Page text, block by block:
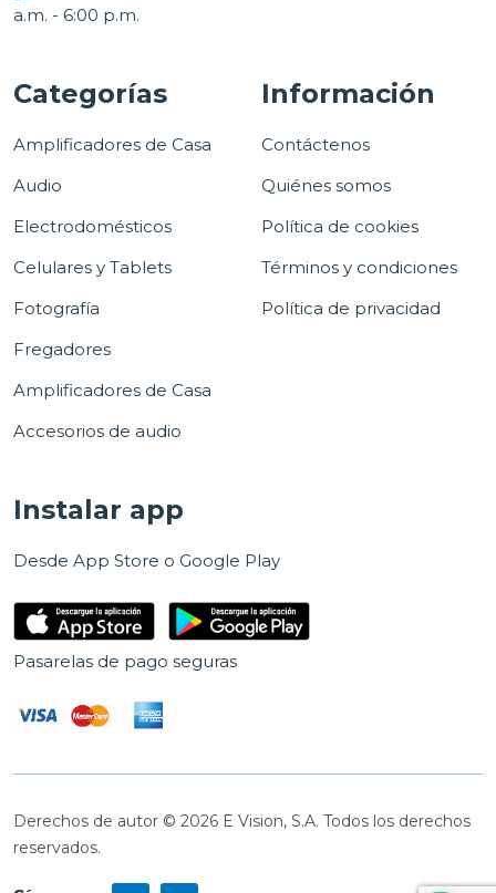
a.m. - 6:00 p.m.
Categorías
Amplificadores de Casa
Audio
Electrodomésticos
Celulares y Tablets
Fotografía
Fregadores
Amplificadores de Casa
Accesorios de audio
Información
Contáctenos
Quiénes somos
Política de cookies
Términos y condiciones
Política de privacidad
Instalar app
Desde App Store o Google Play
Pasarelas de pago seguras
Derechos de autor © 2026 E Vision, S.A. Todos los derechos
reservados.